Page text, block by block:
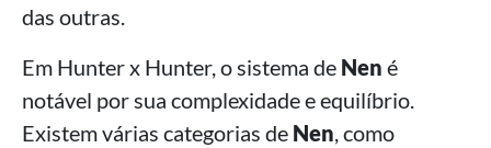
das outras.
Em Hunter x Hunter, o sistema de Nen é
notável por sua complexidade e equilíbrio.
Existem várias categorias de Nen, como